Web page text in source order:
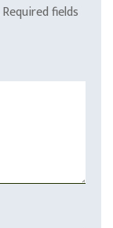
Required fields